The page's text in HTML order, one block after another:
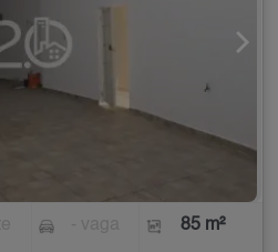
85 m²